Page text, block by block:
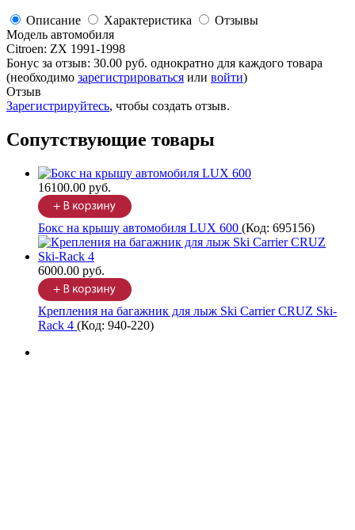
Описание Характеристика
Отзывы
Модель автомобиля
Citroen: ZX 1991-1998
Бонус за отзыв: 30.00 руб. однократно для каждого товара
(необходимо зарегистрироваться или войти)
Отзыв
Зарегистрируйтесь, чтобы создать отзыв.
Сопутствующие товары
16100.00 руб.
Бокс на крышу автомобиля LUX 600 (Код: 695156)
6000.00 руб.
Крепления на багажник для лыж Ski Carrier CRUZ Ski-
Rack 4 (Код: 940-220)